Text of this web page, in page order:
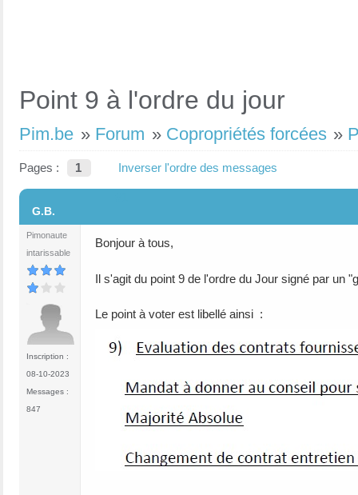
Point 9 à l'ordre du jour
Pim.be » Forum » Copropriétés forcées »
Pages : 1 Inverser l'ordre des messages
G.B.
Pimonaute
intarissable
Inscription :
08-10-2023
Messages :
847
Bonjour à tous,
Il s'agit du point 9 de l'ordre du Jour signé par un
Le point à voter est libellé ainsi :